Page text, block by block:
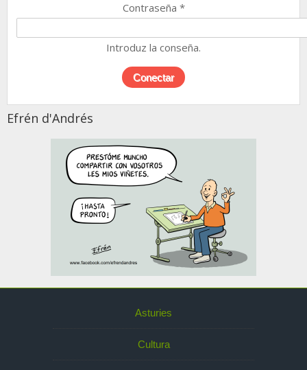
Contraseña *
Introduz la conseña.
Efrén d'Andrés
Asturies
Cultura